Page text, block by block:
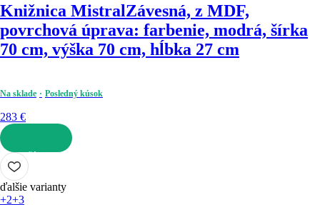
Knižnica MistralZávesná, z MDF,
povrchová úprava: farbenie, modrá, šírka
70 cm, výška 70 cm, hĺbka 27 cm
Na sklade Posledný kúsok
283 €
DO KOŠÍKA
ďalšie varianty
+2+3